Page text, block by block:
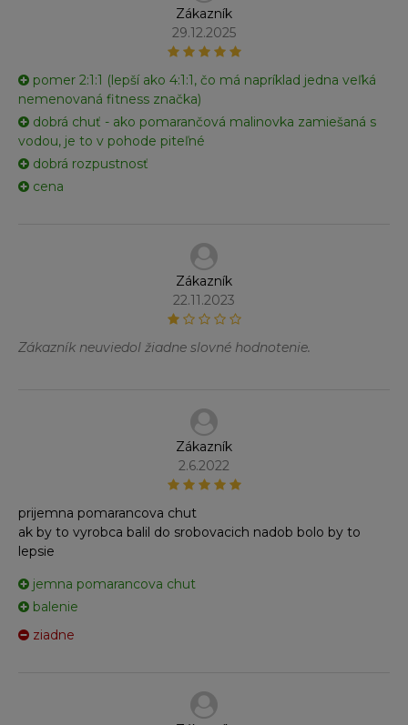
Zákazník
29.12.2025
pomer 2:1:1 (lepší ako 4:1:1, čo má napríklad jedna veľká
nemenovaná fitness značka)
dobrá chuť - ako pomarančová malinovka zamiešaná s
vodou, je to v pohode piteľné
dobrá rozpustnosť
cena
Zákazník
22.11.2023
Zákazník neuviedol žiadne slovné hodnotenie.
Zákazník
2.6.2022
prijemna pomarancova chut
ak by to vyrobca balil do srobovacich nadob bolo by to
lepsie
jemna pomarancova chut
balenie
ziadne